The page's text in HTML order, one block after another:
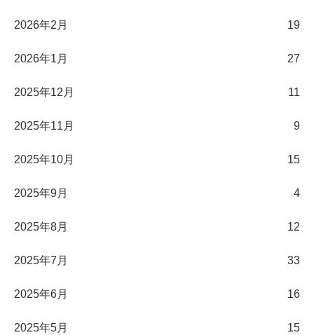
2026年2月 19
2026年1月 27
2025年12月 11
2025年11月 9
2025年10月 15
2025年9月 4
2025年8月 12
2025年7月 33
2025年6月 16
2025年5月 15